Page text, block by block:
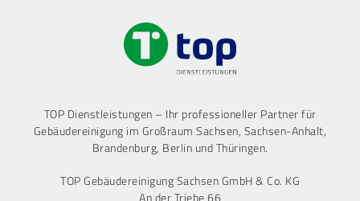
TOP Dienstleistungen – Ihr professioneller Partner für
Gebäudereinigung im Großraum Sachsen, Sachsen-Anhalt,
Brandenburg, Berlin und Thüringen.
TOP Gebäudereinigung Sachsen GmbH & Co. KG